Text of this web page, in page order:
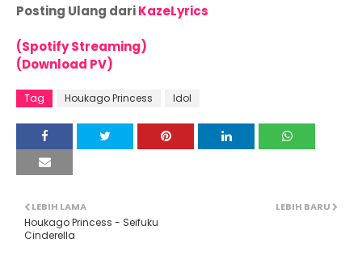
Posting Ulang dariKazeLyrics
(Spotify Streaming)
(Download PV)
Tag Houkago Princess Idol
LEBIH BARU
LEBIH LAMA
Houkago Princess - Seifuku
Cinderella